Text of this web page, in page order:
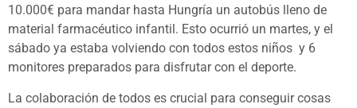
10.000€ para mandar hasta Hungría un autobús lleno de
material farmacéutico infantil. Esto ocurrió un martes, y el
sábado ya estaba volviendo con todos estos niños y 6
monitores preparados para disfrutar con el deporte.
La colaboración de todos es crucial para conseguir cosas